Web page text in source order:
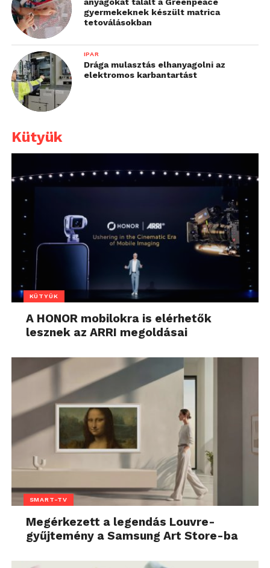
anyagokat talált a Greenpeace
gyermekeknek készült matrica
tetoválásokban
IPAR
Drága mulasztás elhanyagolni az
elektromos karbantartást
Kütyük
KÜTYÜK
A HONOR mobilokra is elérhetők
lesznek az ARRI megoldásai
SMART-TV
Megérkezett a legendás Louvre-
gyűjtemény a Samsung Art Store-ba